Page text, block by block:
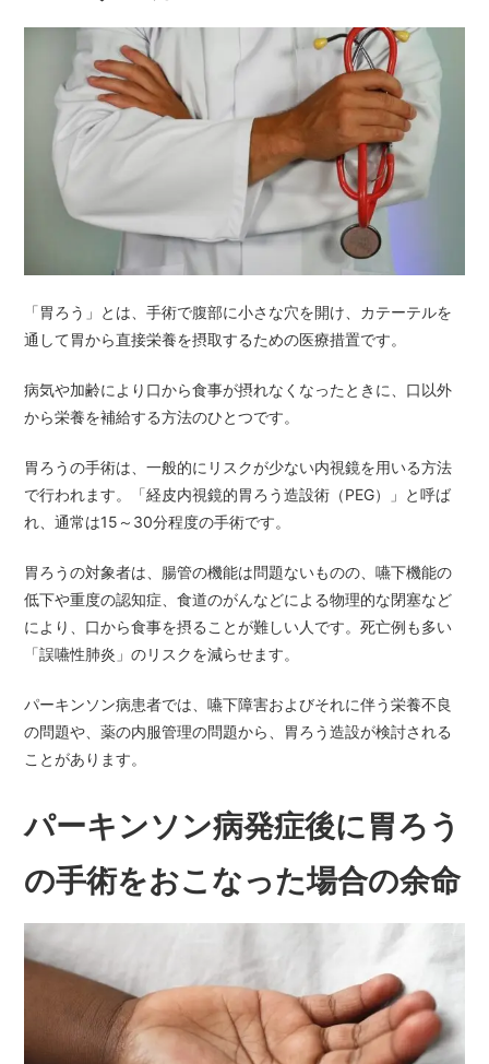
「胃ろう」とは、手術で腹部に小さな穴を開け、カテーテルを
通して胃から直接栄養を摂取するための医療措置です。
病気や加齢により口から食事が摂れなくなったときに、口以外
から栄養を補給する方法のひとつです。
胃ろうの手術は、一般的にリスクが少ない内視鏡を用いる方法
で行われます。「経皮内視鏡的胃ろう造設術（PEG）」と呼ば
れ、通常は15～30分程度の手術です。
胃ろうの対象者は、腸管の機能は問題ないものの、嚥下機能の
低下や重度の認知症、食道のがんなどによる物理的な閉塞など
により、口から食事を摂ることが難しい人です。死亡例も多い
「誤嚥性肺炎」のリスクを減らせます。
パーキンソン病患者では、嚥下障害およびそれに伴う栄養不良
の問題や、薬の内服管理の問題から、胃ろう造設が検討される
ことがあります。
パーキンソン病発症後に胃ろう
の手術をおこなった場合の余命